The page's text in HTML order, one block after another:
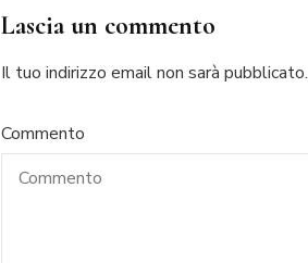
Lascia un commento
Il tuo indirizzo email non sarà pubblicato.
Commento